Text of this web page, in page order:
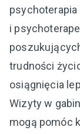
psychoterapia
i
trudności
osiągnięcia
Wizyty w
mogą pomóc